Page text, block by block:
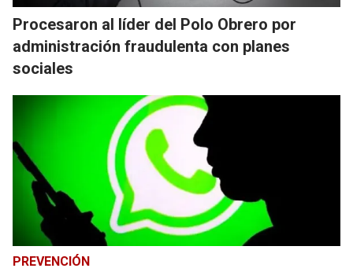
Procesaron al líder del Polo Obrero por
administración fraudulenta con planes
sociales
PREVENCIÓN